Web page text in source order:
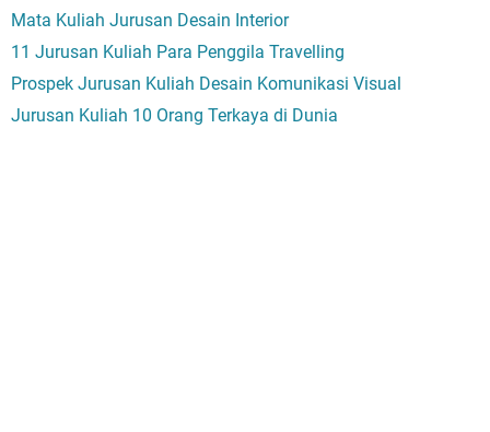
Mata Kuliah Jurusan Desain Interior
11 Jurusan Kuliah Para Penggila Travelling
Prospek Jurusan Kuliah Desain Komunikasi Visual
Jurusan Kuliah 10 Orang Terkaya di Dunia